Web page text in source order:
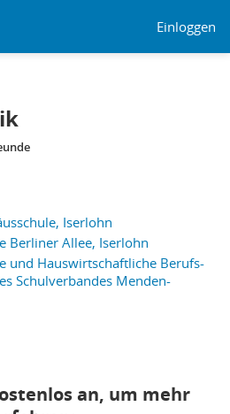
Einloggen
Iserlohn
Berliner Allee, Iserlohn
und Hauswirtschaftliche Berufs-
Schulverbandes Menden-
an, um mehr